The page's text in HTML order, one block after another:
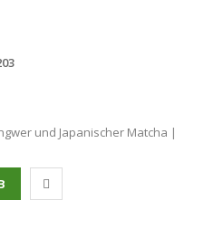
und Japanischer Matcha |